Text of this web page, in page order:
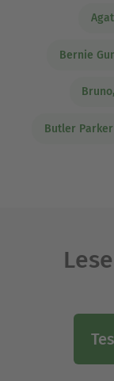
Bernie
Butler Parker